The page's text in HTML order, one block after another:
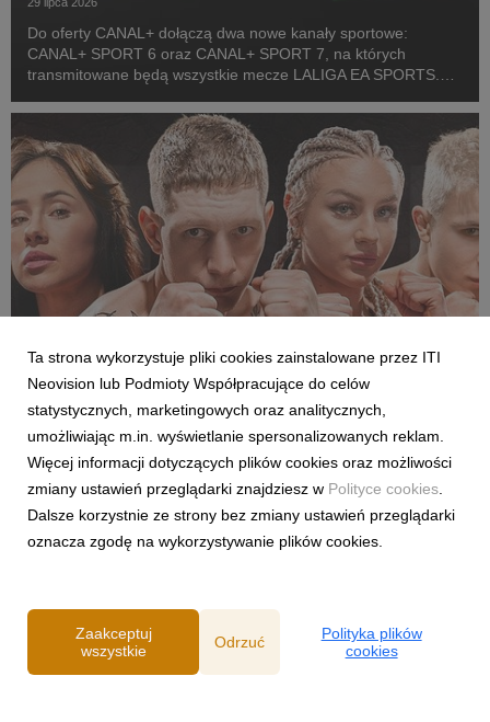
Do oferty CANAL+ dołączą dwa nowe kanały sportowe:
CANAL+ SPORT 6 oraz CANAL+ SPORT 7, na których
transmitowane będą wszystkie mecze LALIGA EA SPORTS.
pierwszej kolejki sezonu 2026/27 ligi hiszpańskiej, po formaln...
SPORT
Pełne walki półfinałowe „Projekt Fighter” już
w serwisie streamingowym CANAL+
29 lipca 2026
W serwisie streamingowym CANAL+ opublikowano dodatkowy,
bonusowy odcinek programu „Projekt Fighter”. Odpowiadając
na oczekiwania fanów MMA, CANAL+ udostępnił pełny
Ta strona wykorzystuje pliki cookies zainstalowane przez ITI
Neovision lub Podmioty Współpracujące do celów
statystycznych, marketingowych oraz analitycznych,
umożliwiając m.in. wyświetlanie spersonalizowanych reklam.
Więcej informacji dotyczących plików cookies oraz możliwości
zmiany ustawień przeglądarki znajdziesz w Polityce cookies
Dalsze korzystnie ze strony bez zmiany ustawień przeglądarki
oznacza zgodę na wykorzystywanie plików cookies.
Zaakceptuj
wszystkie
Odrzuć
Polityka plików
cookies